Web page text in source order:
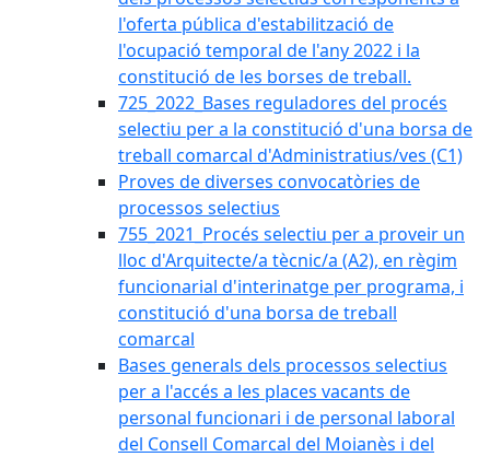
l'oferta pública d'estabilització de
l'ocupació temporal de l'any 2022 i la
constitució de les borses de treball.
725_2022_Bases reguladores del procés
selectiu per a la constitució d'una borsa de
treball comarcal d'Administratius/ves (C1)
Proves de diverses convocatòries de
processos selectius
755_2021_Procés selectiu per a proveir un
lloc d'Arquitecte/a tècnic/a (A2), en règim
funcionarial d'interinatge per programa, i
constitució d'una borsa de treball
comarcal
Bases generals dels processos selectius
per a l'accés a les places vacants de
personal funcionari i de personal laboral
del Consell Comarcal del Moianès i del